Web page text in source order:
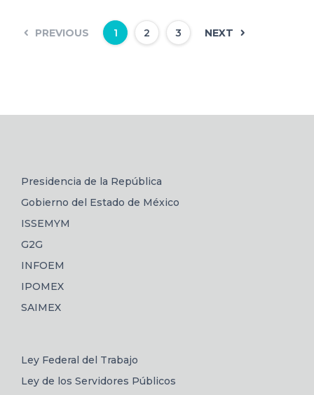
PREVIOUS 1 2 3 NEXT
Presidencia de la República
Gobierno del Estado de México
ISSEMYM
G2G
INFOEM
IPOMEX
SAIMEX
Ley Federal del Trabajo
Ley de los Servidores Públicos